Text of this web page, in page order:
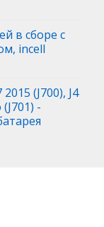
в сборе с
incell
(J700), J4
(J701) -